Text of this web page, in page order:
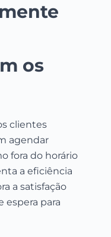
os
clientes
agendar
fora do horário
a eficiência
a satisfação
espera para